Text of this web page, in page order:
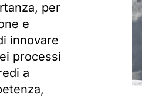
per
e
innovare
processi
a